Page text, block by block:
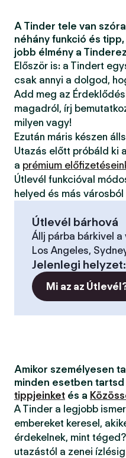
A Tinder tele van
néhány funkció és
jobb élmény a
Először is: a Tindert
csak annyi a dolgod,
Add meg az
magadról, írj
milyen vagy!
Ezután máris készen
Utazás előtt próbáld ki
a prémium
Útlevél funkcióval
helyed és más
Útlevél bárhová
Állj párba bárkivel a
Los Angeles,
Jelenlegi helyzet:
Mi az az
Amikor személyesen
minden esetben tartsd
tippjeinket és a
A Tinder a legjobb
embereket keresel,
érdekelnek, mint
utazástól a zenei